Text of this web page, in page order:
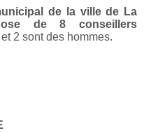
de la ville de La
de 8 conseillers
2 sont des hommes.